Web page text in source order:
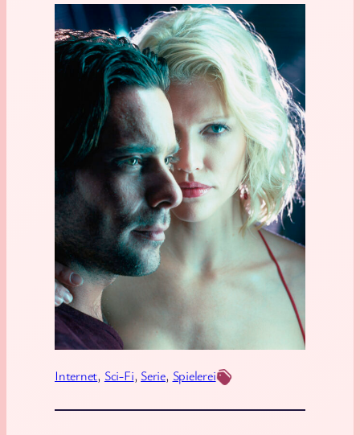
Internet, Sci-Fi, Serie, Spielerei
a
t
t
l
e
s
t
a
r
G
a
l
a
i
c
a